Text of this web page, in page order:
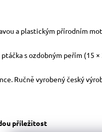
a plastickým přírodním
s ozdobným peřím (15 ×
Ručně vyrobený český
příležitost